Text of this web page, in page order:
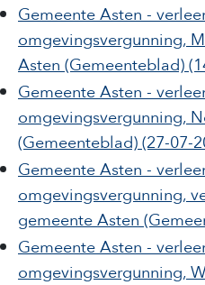
Gemeente Asten -
omgevingsvergunning,
Asten (Gemeenteblad)
Gemeente Asten -
omgevingsvergunning,
(Gemeenteblad) (27-07-
Gemeente Asten -
omgevingsvergunning,
gemeente Asten
Gemeente Asten -
omgevingsvergunning,